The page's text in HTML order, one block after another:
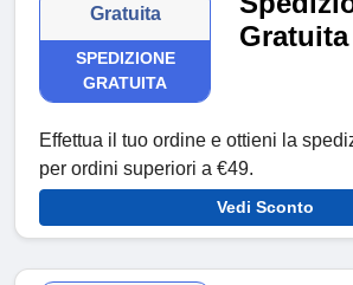
Gratuita
SPEDIZIONE
GRATUITA
Gratuita
Effettua il tuo ordine e ottieni la
per ordini superiori a €49.
Vedi Sconto